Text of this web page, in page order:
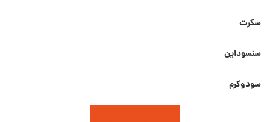
سکرت
سنسوداین
سودوکرم